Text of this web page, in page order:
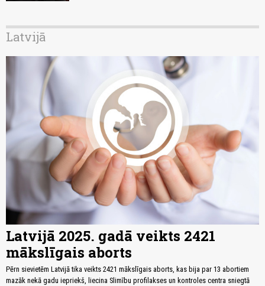
Latvijā
Latvijā 2025. gadā veikts 2421
mākslīgais aborts
Pērn sievietēm Latvijā tika veikts 2421 mākslīgais aborts, kas bija par 13 abortiem
mazāk nekā gadu iepriekš, liecina Slimību profilakses un kontroles centra sniegtā